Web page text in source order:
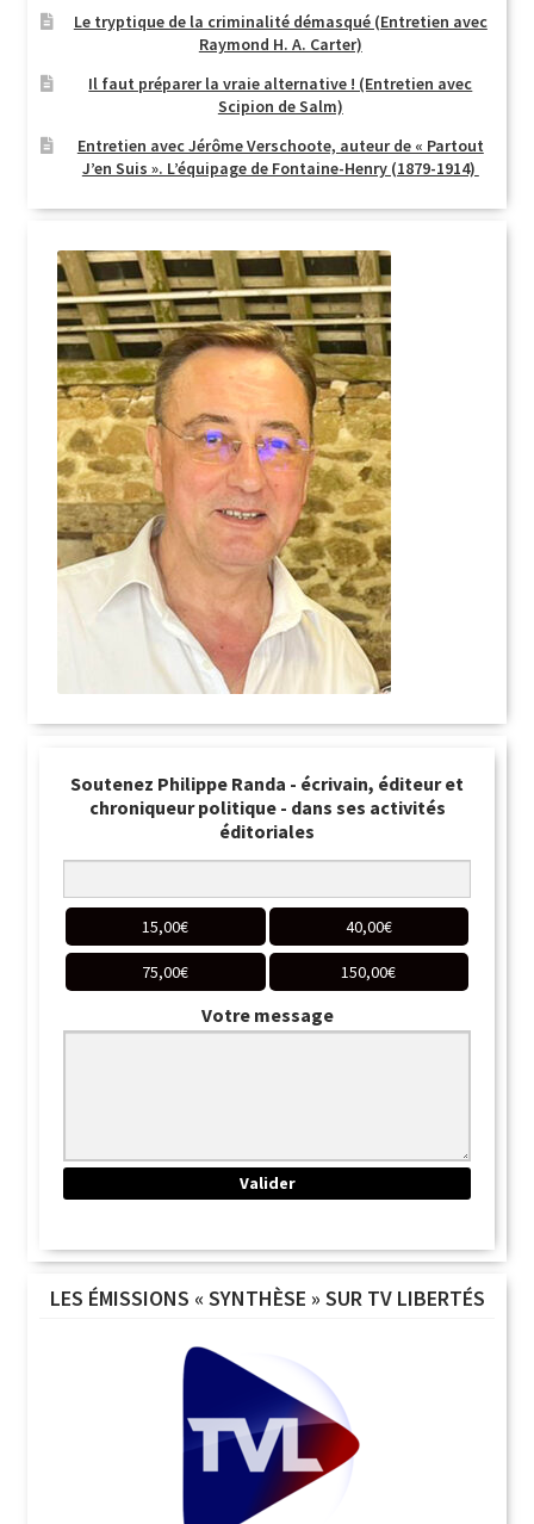
Le tryptique de la criminalité démasqué (Entretien avec
Raymond H. A. Carter)
Il faut préparer la vraie alternative ! (Entretien avec
Scipion de Salm)
Entretien avec Jérôme Verschoote, auteur de « Partout
J’en Suis ». L’équipage de Fontaine-Henry (1879-1914)
Soutenez Philippe Randa - écrivain, éditeur et
chroniqueur politique - dans ses activités
éditoriales
15,00€ 40,00€
75,00€ 150,00€
Votre message
LES ÉMISSIONS « SYNTHÈSE » SUR TV LIBERTÉS